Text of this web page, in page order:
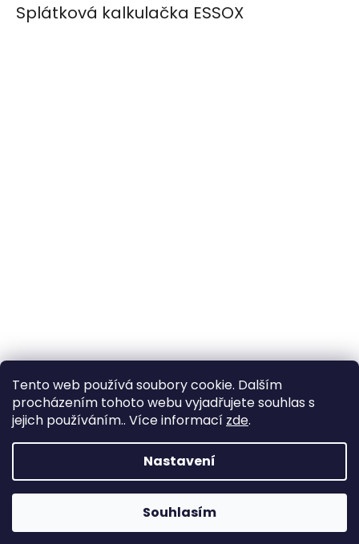
Tento web používá soubory cookie. Dalším
procházením tohoto webu vyjadřujete souhlas s
jejich používáním.. Více informací zde.
Nastavení
Souhlasím
Splátková kalkulačka ESSOX